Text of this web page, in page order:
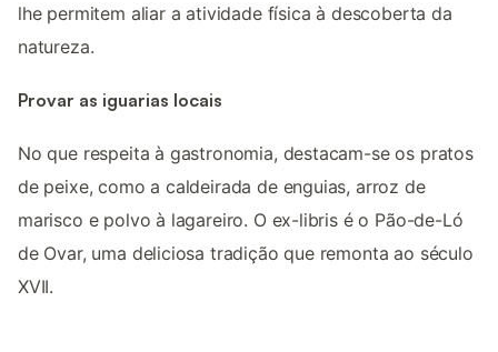
lhe permitem aliar a atividade física à descoberta da
natureza.
Provar as iguarias locais
No que respeita à gastronomia, destacam-se os pratos
de peixe, como a caldeirada de enguias, arroz de
marisco e polvo à lagareiro. O ex-libris é o Pão-de-Ló
de Ovar, uma deliciosa tradição que remonta ao século
XVII.